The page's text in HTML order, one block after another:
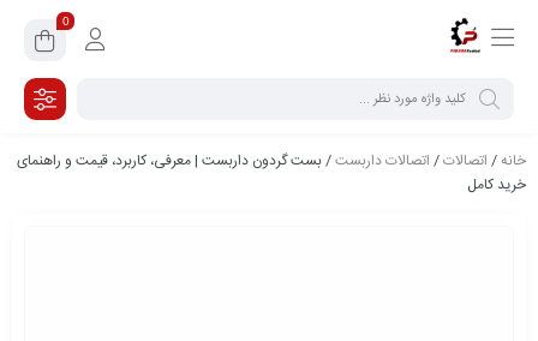
0
خانه/ اتصالات/ اتصالات داربست/ بست گردون داربست | معرفی، کاربرد، قیمت و راهنمای
خرید کامل